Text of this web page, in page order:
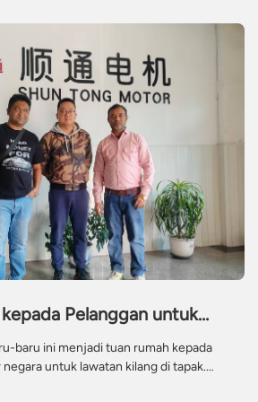
Pelanggan untuk
Kilang
baru ini menjadi tuan rumah kepada
untuk lawatan kilang di tapak.